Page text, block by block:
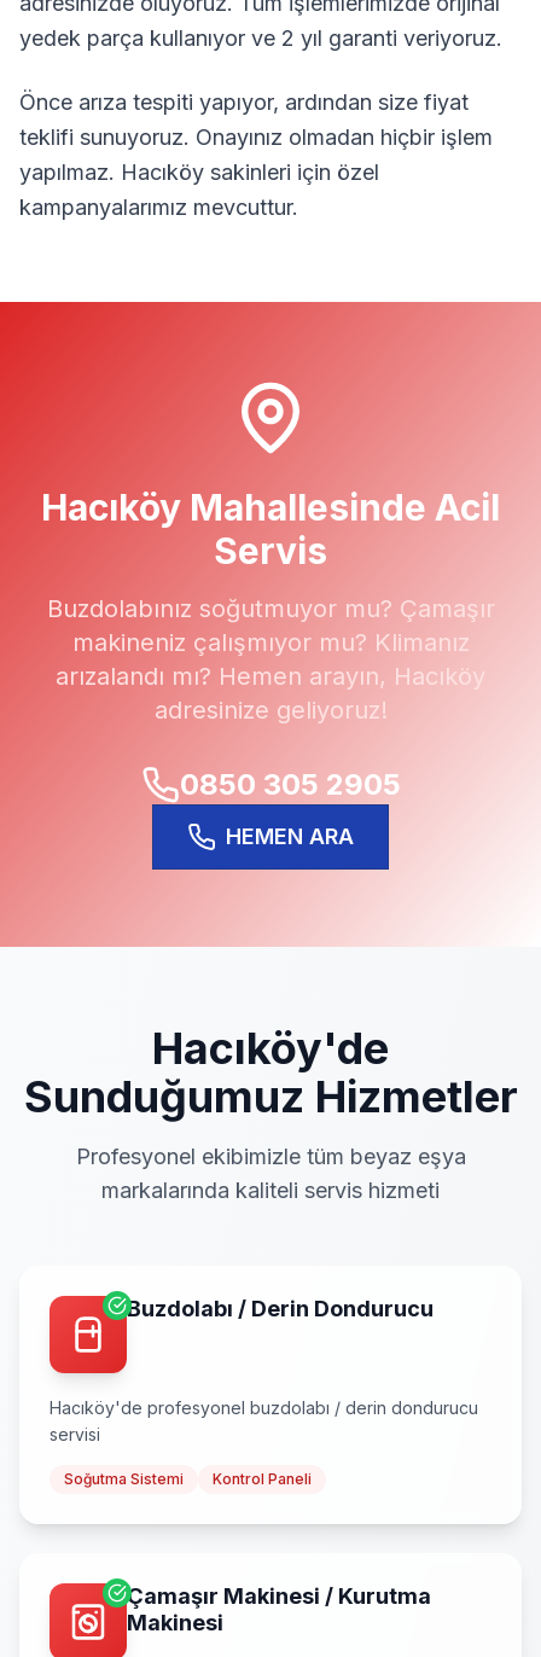
yedek parça kullanıyor ve 2 yıl garanti veriyoruz.
Önce arıza tespiti yapıyor, ardından size fiyat
teklifi sunuyoruz. Onayınız olmadan hiçbir işlem
yapılmaz. Hacıköy sakinleri için özel
kampanyalarımız mevcuttur.
Hacıköy Mahallesinde Acil
Servis
Buzdolabınız soğutmuyor mu? Çamaşır
makineniz çalışmıyor mu? Klimanız
arızalandı mı? Hemen arayın, Hacıköy
adresinize geliyoruz!
0850 305 2905
HEMEN ARA
Hacıköy'de
Sunduğumuz Hizmetler
Profesyonel ekibimizle tüm beyaz eşya
markalarında kaliteli servis hizmeti
Buzdolabı / Derin Dondurucu
Hacıköy'de profesyonel buzdolabı / derin dondurucu
servisi
Soğutma Sistemi Kontrol Paneli
Çamaşır Makinesi / Kurutma
Makinesi